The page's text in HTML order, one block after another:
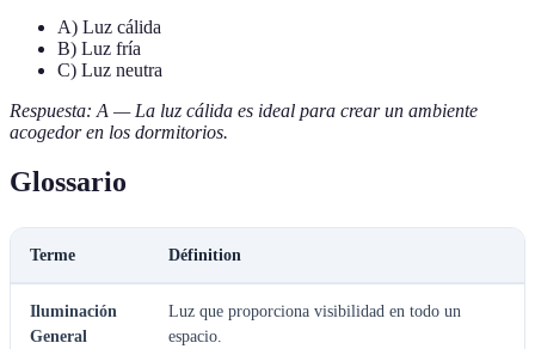
A) Luz cálida
B) Luz fría
C) Luz neutra
Respuesta: A — La luz cálida es ideal para crear un ambiente
acogedor en los dormitorios.
Glossario
Terme Définition
Iluminación
General
Luz que proporciona visibilidad en todo un
espacio.